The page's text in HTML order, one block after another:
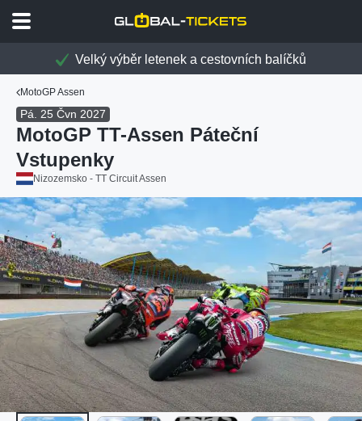
Velký výběr letenek a cestovních balíčků
MotoGP Assen
Pá. 25 Čvn 2027
MotoGP TT-Assen Páteční
Vstupenky
Nizozemsko - TT Circuit Assen